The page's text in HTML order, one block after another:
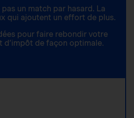
un match par hasard. La
qui ajoutent un effort de plus.
pour faire rebondir votre
d’impôt de façon optimale.